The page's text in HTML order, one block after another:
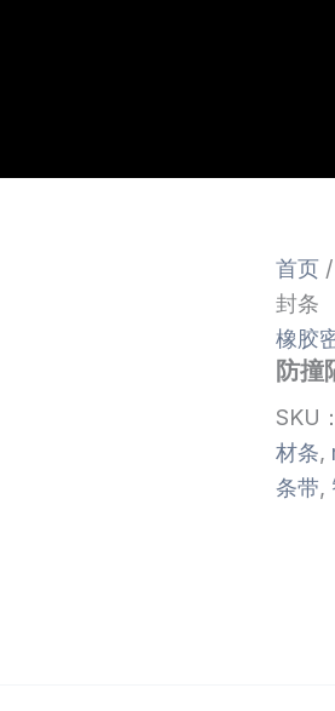
首页 /
封条
橡胶
防撞
SKU：
材条,
条带,